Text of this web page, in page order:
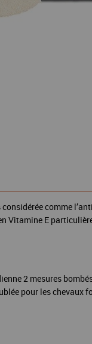
comme
Vitamine E
2 mesures
pour les chevaux